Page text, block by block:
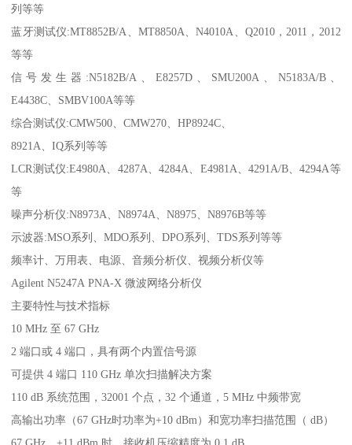
列等等
蓝牙测试仪:MT8852B/A、MT8850A、N4010A、Q2010，2011，2012
等等
信号发生器:N5182B/A、E8257D、SMU200A、N5183A/B、
E4438C、SMBV100A等等
综合测试仪:CMW500、CMW270、HP8924C、
8921A、IQ系列等等
LCR测试仪:E4980A、4287A、4284A、E4981A、4291A/B、4294A等
等
噪声分析仪:N8973A、N8974A、N8975、N8976B等等
示波器:MSO系列、MDO系列、DPO系列、TDS系列等等
频率计、万用表、电源、音频分析仪、视频分析仪等
Agilent N5247A PNA-X 微波网络分析仪
主要特性与技术指标
10 MHz 至 67 GHz
2 端口或 4 端口，具有两个内置信号源
可提供 4 端口 110 GHz 单次扫描解决方案
110 dB 系统范围，32001 个点，32 个通道，5 MHz 中频带宽
高输出功率（67 GHz时功率为+10 dBm）和宽功率扫描范围（ dB）
67 GHz、+11 dBm 时，接收机压缩精度为 0.1 dB